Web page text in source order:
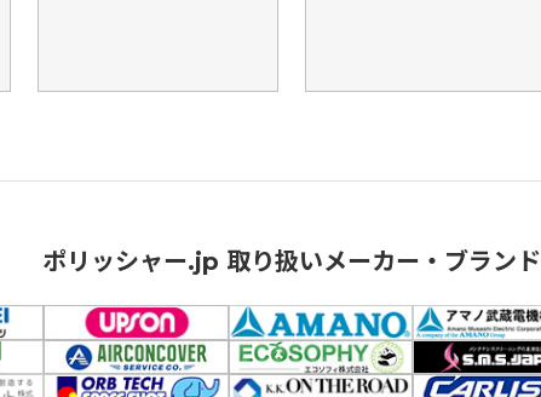
ポリッシャー.jp 取り扱いメーカー・ブランド